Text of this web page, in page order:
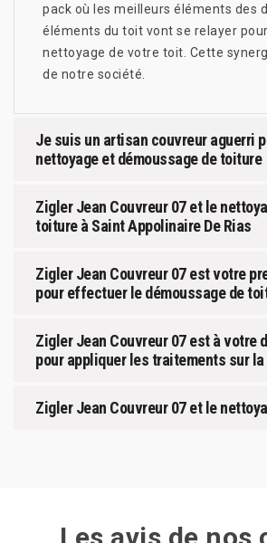
pack où les meilleurs éléments des
éléments du toit vont se relayer
nettoyage de votre toit. Cette
de notre société.
Je suis un artisan couvreur aguerri
nettoyage et démoussage de toiture
Zigler Jean Couvreur 07 et le
toiture à Saint Appolinaire De Rias
Zigler Jean Couvreur 07 est votre
pour effectuer le démoussage de
Zigler Jean Couvreur 07 est à votre
pour appliquer les traitements sur
Zigler Jean Couvreur 07 et le
Les avis de nos